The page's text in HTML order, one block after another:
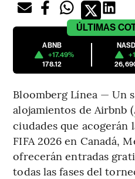
ÚLTIMAS
ABNB
+17.49%
178.12
Bloomberg Línea — Un
alojamientos de Airbnb (
ciudades que acogerán
FIFA 2026 en Canadá,
ofrecerán entradas
todas las fases del